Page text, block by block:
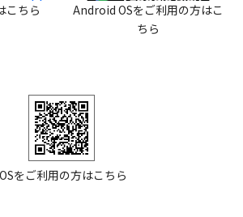
こちら
Android OSをご利用の方はこ
ちら
をご利用の方はこちら